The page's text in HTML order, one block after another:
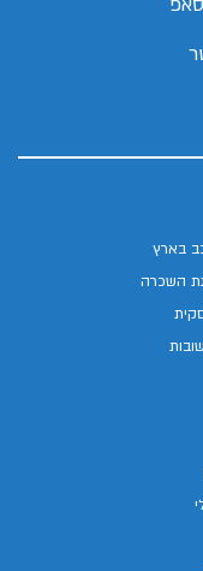
בארץ
השכרה